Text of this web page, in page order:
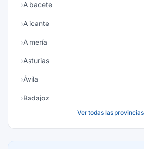
Albacete
Alicante
Almería
Asturias
Ávila
Badajoz
Ver todas las provincias